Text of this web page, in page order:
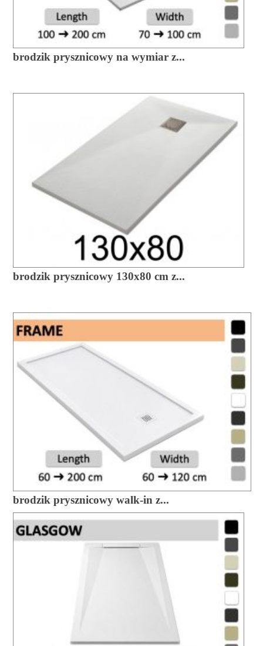
brodzik prysznicowy na wymiar z...
brodzik prysznicowy 130x80 cm z...
brodzik prysznicowy walk-in z...